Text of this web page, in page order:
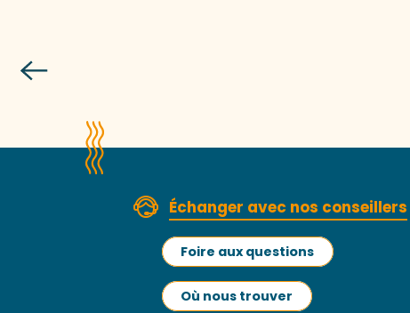
Échanger avec nos conseillers
Foire aux questions
Où nous trouver